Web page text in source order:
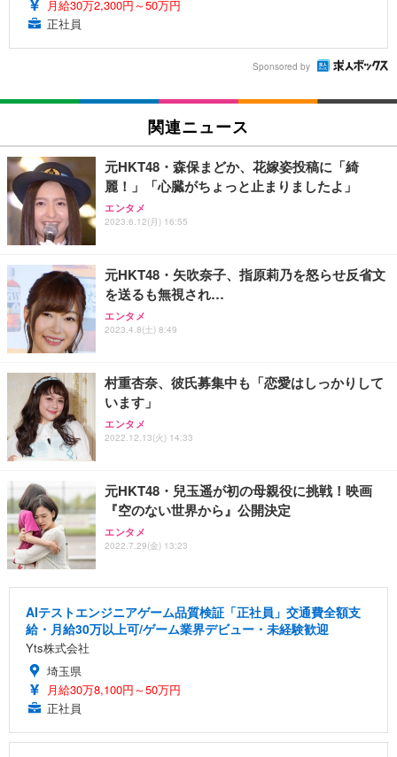
月給30万2,300円～50万円
正社員
Sponsored by
関連ニュース
元HKT48・森保まどか、花嫁姿投稿に「綺
麗！」「心臓がちょっと止まりましたよ」
エンタメ
2023.6.12(月) 16:55
元HKT48・矢吹奈子、指原莉乃を怒らせ反省文
を送るも無視され…
エンタメ
2023.4.8(土) 8:49
村重杏奈、彼氏募集中も「恋愛はしっかりして
います」
エンタメ
2022.12.13(火) 14:33
元HKT48・兒玉遥が初の母親役に挑戦！映画
『空のない世界から』公開決定
エンタメ
2022.7.29(金) 13:23
AIテストエンジニアゲーム品質検証「正社員」交通費全額支
給・月給30万以上可/ゲーム業界デビュー・未経験歓迎
Yts株式会社
埼玉県
月給30万8,100円～50万円
正社員